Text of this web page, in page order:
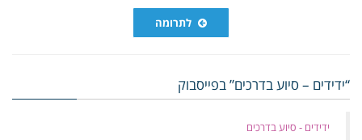
לתרומה
“ידידים – סיוע בדרכים” בפייסבוק
‏ידידים - סיוע בדרכים